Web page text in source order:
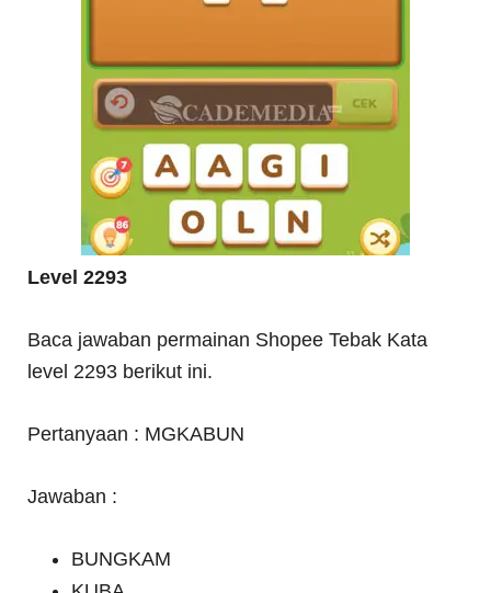
Level 2293
Baca jawaban permainan Shopee Tebak Kata
level 2293 berikut ini.
Pertanyaan : MGKABUN
Jawaban :
BUNGKAM